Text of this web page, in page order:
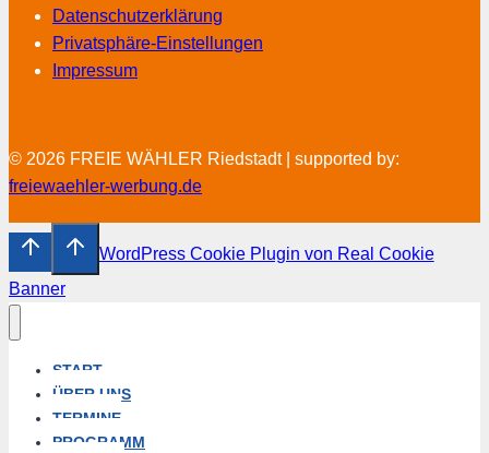
Datenschutzerklärung
Privatsphäre-Einstellungen
Impressum
© 2026 FREIE WÄHLER Riedstadt | supported by:
freiewaehler-werbung.de
WordPress Cookie Plugin von Real Cookie
Banner
START
ÜBER UNS
TERMINE
PROGRAMM